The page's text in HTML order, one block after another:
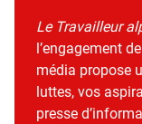
Le Travailleur
l’engagement
média propose
luttes, vos
presse